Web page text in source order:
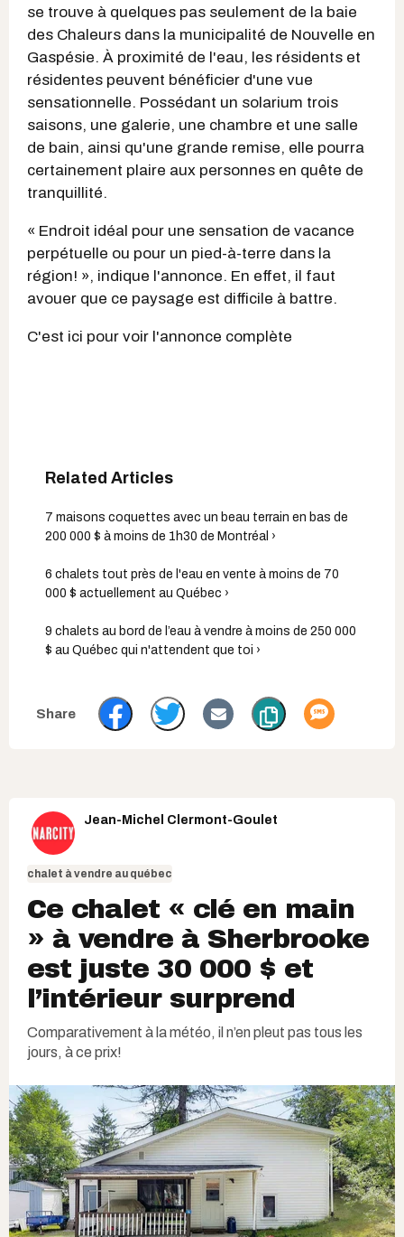
se trouve à quelques pas seulement de la baie
des Chaleurs dans la municipalité de Nouvelle en
Gaspésie. À proximité de l'eau, les résidents et
résidentes peuvent bénéficier d'une vue
sensationnelle. Possédant un solarium trois
saisons, une galerie, une chambre et une salle
de bain, ainsi qu'une grande remise, elle pourra
certainement plaire aux personnes en quête de
tranquillité.
« Endroit idéal pour une sensation de vacance
perpétuelle ou pour un pied-à-terre dans la
région! », indique l'annonce. En effet, il faut
avouer que ce paysage est difficile à battre.
C'est ici pour voir l'annonce complète
7 maisons coquettes avec un beau terrain en bas de
200 000 $ à moins de 1h30 de Montréal ›
6 chalets tout près de l'eau en vente à moins de 70
000 $ actuellement au Québec ›
9 chalets au bord de l’eau à vendre à moins de 250 000
$ au Québec qui n'attendent que toi ›
Jean-Michel Clermont-Goulet
chalet à vendre au québec
Ce chalet « clé en main
» à vendre à Sherbrooke
est juste 30 000 $ et
l’intérieur surprend
Comparativement à la météo, il n’en pleut pas tous les
jours, à ce prix!